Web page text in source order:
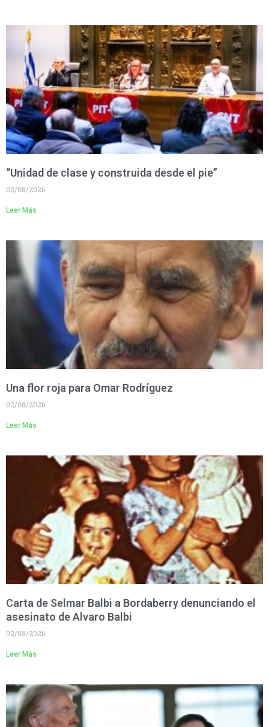
“Unidad de clase y construida desde el pie”
02/08/2026
Leer Más
Una flor roja para Omar Rodríguez
02/08/2026
Leer Más
Carta de Selmar Balbi a Bordaberry denunciando el
asesinato de Alvaro Balbi
02/08/2026
Leer Más